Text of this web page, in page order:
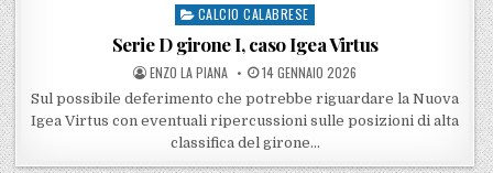
Posted in
CALCIO CALABRESE
Serie D girone I, caso Igea Virtus
POSTED BY
ENZO LA PIANA POSTED ON
14 GENNAIO 2026
Sul possibile deferimento che potrebbe riguardare la Nuova
Igea Virtus con eventuali ripercussioni sulle posizioni di alta
classifica del girone…